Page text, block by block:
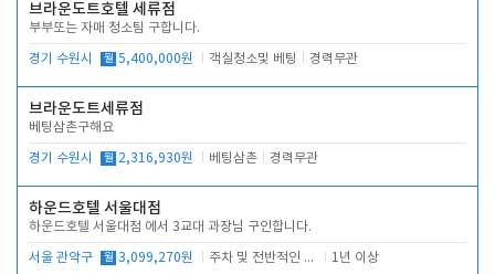
브라운도트호텔 세류점
부부또는 자매 청소팀 구합니다.
경기 수원시 월 5,400,000원 객실청소및 베팅 경력무관
브라운도트세류점
베팅삼촌구해요
경기 수원시 월 2,316,930원 베팅삼촌 경력무관
하운드호텔 서울대점
하운드호텔 서울대점 에서 3교대 과장님 구인합니다.
서울 관악구 월 3,099,270원 주차 및 전반적인 당번업무 1년 이상